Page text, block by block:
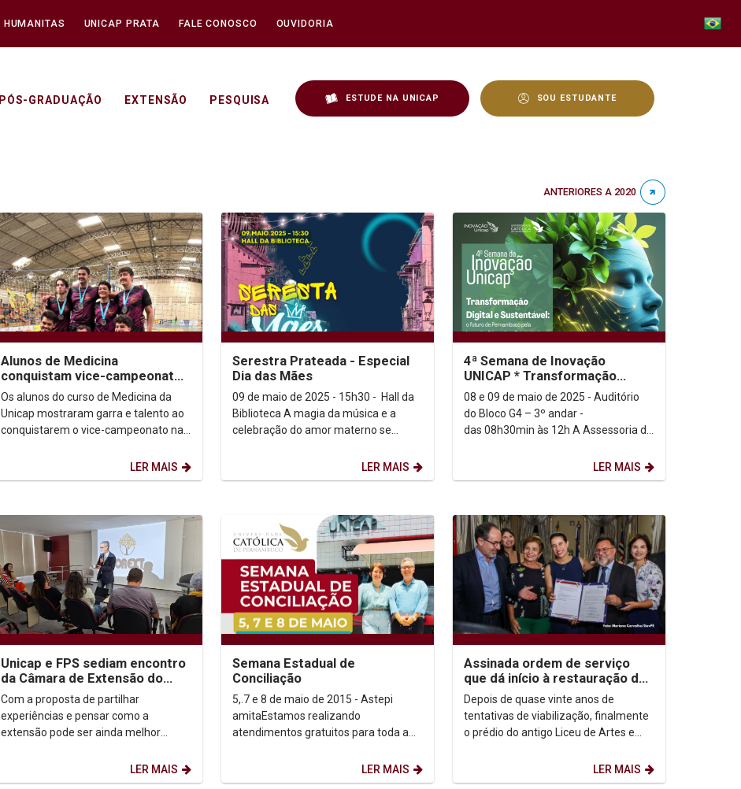
HUMANITAS UNICAP PRATA FALE CONOSCO OUVIDORIA
PÓS-GRADUAÇÃO EXTENSÃO PESQUISA ESTUDE NA UNICAP SOU ESTUDANTE
ANTERIORES A 2020
Alunos de Medicina
conquistam vice-campeonato
de Basquete
Os alunos do curso de Medicina da
Unicap mostraram garra e talento ao
conquistarem o vice-campeonato na
LER MAIS
Serestra Prateada - Especial
Dia das Mães
09 de maio de 2025 - 15h30 - Hall da
Biblioteca A magia da música e a
celebração do amor materno se
LER MAIS
4ª Semana de Inovação
UNICAP * Transformação
Digital e Sustentável: o futuro
de Pernambuco pela...
08 e 09 de maio de 2025 - Auditório
do Bloco G4 – 3º andar -
das 08h30min às 12h A Assessoria de
LER MAIS
Unicap e FPS sediam encontro
da Câmara de Extensão do
Centro-Oeste, Nordeste e
Norte do Brasil
Com a proposta de partilhar
experiências e pensar como a
extensão pode ser ainda melhor
comunitárias, a Câmara de Extensão
do...
LER MAIS
Semana Estadual de
Conciliação
5,.7 e 8 de maio de 2015 - Astepi
amitaEstamos realizando
atendimentos gratuitos para toda a
LER MAIS
Assinada ordem de serviço
que dá início à restauração do
antigo prédio do Liceu
Depois de quase vinte anos de
tentativas de viabilização, finalmente
o prédio do antigo Liceu de Artes e
LER MAIS